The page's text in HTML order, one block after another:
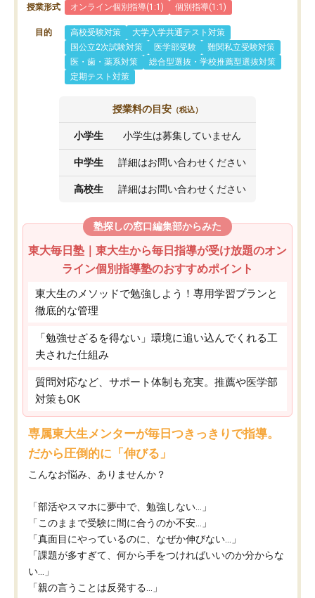
授業形式 オンライン個別指導(1:1) 個別指導(1:1)
目的 高校受験対策
大学入学共通テスト対策
国公立2次試験対策
医学部受験
難関私立受験対策
医・歯・薬系対策
総合型選抜・学校推薦型選抜対策
定期テスト対策
授業料の目安 （税込）
小学生 小学生は募集していません
中学生 詳細はお問い合わせください
高校生 詳細はお問い合わせください
塾探しの窓口編集部からみた
東大毎日塾｜東大生から毎日指導が受け放題のオン
ライン個別指導塾のおすすめポイント
東大生のメソッドで勉強しよう！専用学習プランと
徹底的な管理
「勉強せざるを得ない」環境に追い込んでくれる工
夫された仕組み
質問対応など、サポート体制も充実。推薦や医学部
対策もOK
専属東大生メンターが毎日つきっきりで指導。
だから圧倒的に「伸びる」
こんなお悩み、ありませんか？
「部活やスマホに夢中で、勉強しない…」
「このままで受験に間に合うのか不安…」
「真面目にやっているのに、なぜか伸びない…」
「課題が多すぎて、何から手をつければいいのか分からな
い…」
「親の言うことは反発する…」